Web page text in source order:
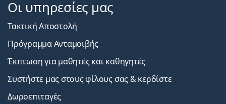
Οι υπηρεσίες μας
Τακτική Αποστολή
Πρόγραμμα Ανταμοιβής
Έκπτωση για μαθητές και καθηγητές
Συστήστε μας στους φίλους σας & κερδίστε
Δωροεπιταγές